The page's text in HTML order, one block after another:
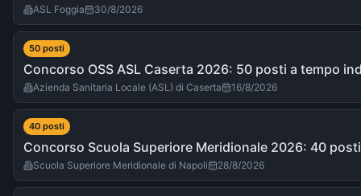
ASL Foggia 30/8/2026
50 posti
Concorso OSS ASL Caserta 2026: 50 posti a tempo
Azienda Sanitaria Locale (ASL) di Caserta 16/8/2026
40 posti
Concorso Scuola Superiore Meridionale 2026: 40
Scuola Superiore Meridionale di Napoli 28/8/2026